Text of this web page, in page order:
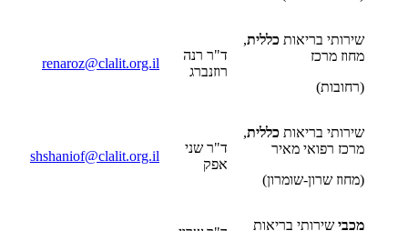
שירותי בריאות כללית,
מחוז מרכז
(רחובות)
ד"ר רנה
רוזנברג
renaroz@clalit.org.il
שירותי בריאות כללית,
מרכז רפואי מאיר
(מחוז שרון-שומרון)
ד"ר שני
אפק
shshaniof@clalit.org.il
מכבי שירותי בריאות